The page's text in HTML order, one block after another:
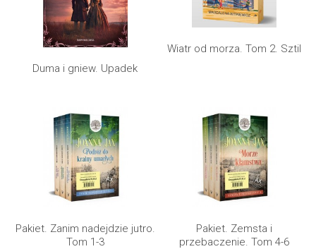
Duma i gniew. Upadek
Wiatr od morza. Tom 2. Sztil
Pakiet. Zanim nadejdzie jutro.
Tom 1-3
Pakiet. Zemsta i
przebaczenie. Tom 4-6